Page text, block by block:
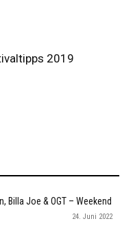
2019
Billa Joe & OGT – Weekend
24. Juni 2022